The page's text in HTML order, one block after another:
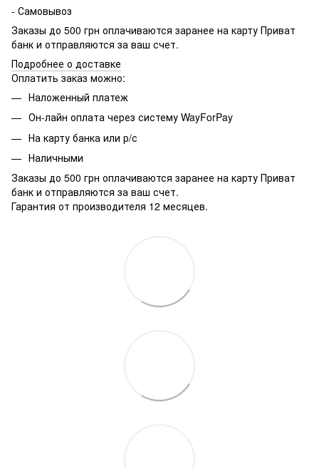
- Самовывоз
Заказы до 500 грн оплачиваются заранее на карту Приват
банк и отправляются за ваш счет.
Подробнее о доставке
Оплатить заказ можно:
Наложенный платеж
Он-лайн оплата через систему WayForPay
На карту банка или р/с
Наличными
Заказы до 500 грн оплачиваются заранее на карту Приват
банк и отправляются за ваш счет.
Гарантия от производителя 12 месяцев.